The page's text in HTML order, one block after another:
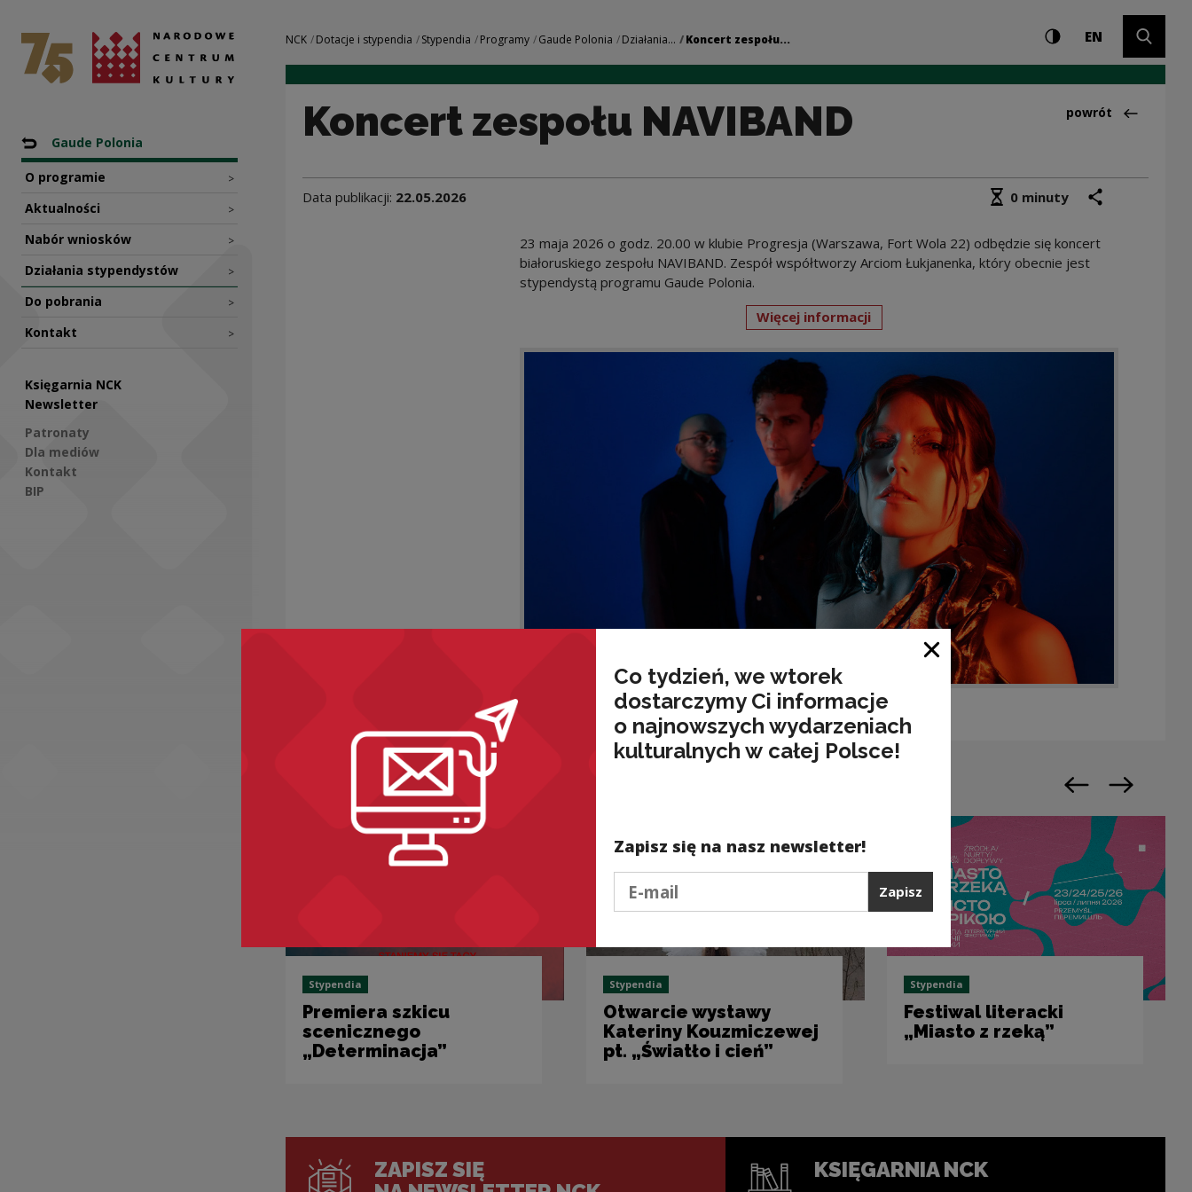
Koncert zespołu NAVIBAND | Narodowe Centrum Kultury
Narodowe Centrum Kultury
Nawigacja
Powrót do: Programy
Gaude Polonia
O programie >
Aktualności >
Nabór wniosków >
Działania stypendystów >
Do pobrania >
Kontakt >
Księgarnia NCK
Newsletter
Patronaty
Dla mediów
Kontakt
BIP
Nawigacja
NCK Dotacje i stypendia Stypendia Programy Gaude Polonia Działania... Koncert zespołu... Ustawienia iWysoki kontrast
ENCHANGE
Koncert zespołu NAVIBAND Powrót
powrót
Data publikacji: 22.05.2026 Średni czas czytania
0 minuty
23 maja 2026 o godz. 20.00 w klubie Progresja (Warszawa, Fort Wola 22) odbędzie się koncert
białoruskiego zespołu NAVIBAND. Zespół współtworzy Arciom Łukjanenka, który obecnie jest
stypendystą programu Gaude Polonia.
Więcej informacji
Zobacz również
Stypendia
Premiera szkicu
scenicznego
„Determinacja”
Stypendia
Otwarcie wystawy
Kateriny Kouzmiczewej
pt. „Światło i cień”
Stypendia
Festiwal literacki
„Miasto z rzeką”
Poprzedni slajd
Następny
ZAPISZ SIĘ
KSIĘGARNIA NCK
Zamknij okno
Co tydzień, we wtorek
dostarczymy Ci informacje
o najnowszych wydarzeniach
kulturalnych w całej Polsce!
Zapisz się na nasz newsletter!
Zapisz